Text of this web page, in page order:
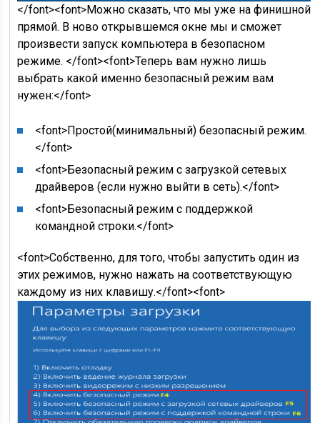
</font><font>Можно сказать, что мы уже на финишной
прямой. В ново открывшемся окне мы и сможет
произвести запуск компьютера в безопасном
режиме. </font><font>Теперь вам нужно лишь
выбрать какой именно безопасный режим вам
нужен:</font>
<font>Простой(минимальный) безопасный режим.
</font>
<font>Безопасный режим с загрузкой сетевых
драйверов (если нужно выйти в сеть).</font>
<font>Безопасный режим с поддержкой
командной строки.</font>
<font>Собственно, для того, чтобы запустить один из
этих режимов, нужно нажать на соответствующую
каждому из них клавишу.</font><font>